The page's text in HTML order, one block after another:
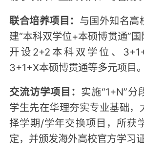
联合培养项目： 与国外知名高
建“本科双学位+本硕博贯通”国
开设2+2本科双学位、
3+1+X本硕博贯通等多元项目。
交流访学项目： 实施“1+N”分
学生先在华理夯实专业基础，
择学期/学年交换项目，所获
定，并颁发海外高校官方学习证